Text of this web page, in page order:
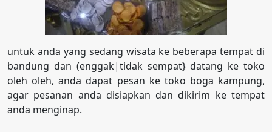
untuk anda yang sedang wisata ke beberapa tempat di
bandung dan (enggak|tidak sempat} datang ke toko
oleh oleh, anda dapat pesan ke toko boga kampung,
agar pesanan anda disiapkan dan dikirim ke tempat
anda menginap.